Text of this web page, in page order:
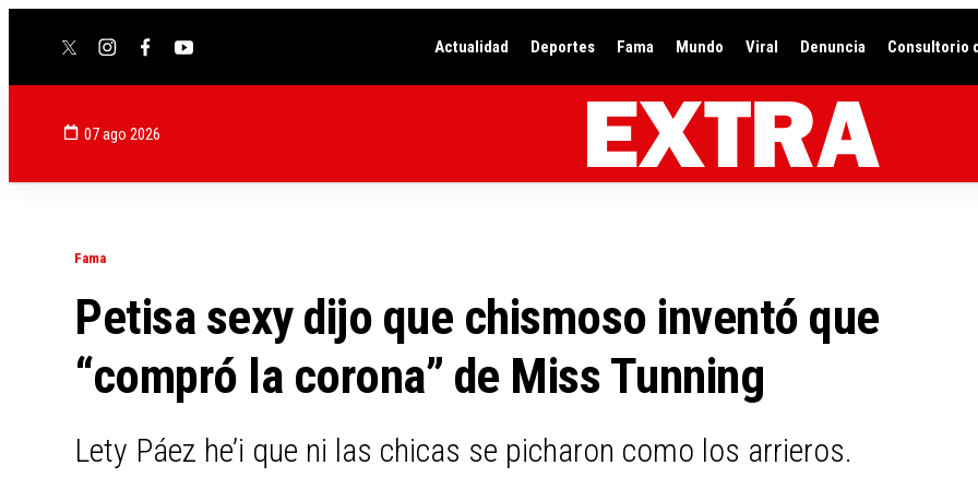
twitterinstagram
facebookyoutube Actualidad Deportes Fama Mundo Viral Denuncia Consultorio
07 ago 2026
Fama
Petisa sexy dijo que chismoso inventó que
“compró la corona” de Miss Tunning
Lety Páez he’i que ni las chicas se picharon como los arrieros.